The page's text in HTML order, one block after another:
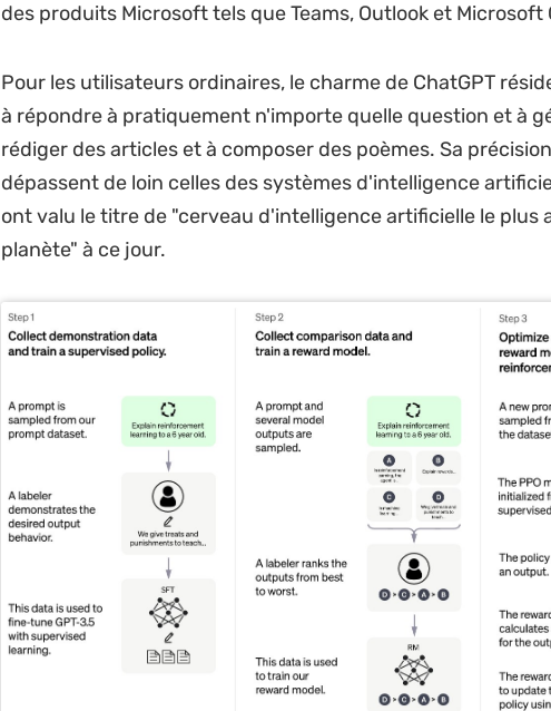
des produits Microsoft tels que Teams, Outlook et Microsoft
Pour les utilisateurs ordinaires, le charme de ChatGPT
à répondre à pratiquement n'importe quelle question et à
rédiger des articles et à composer des poèmes. Sa
dépassent de loin celles des systèmes d'intelligence
ont valu le titre de "cerveau d'intelligence artificielle le plus
planète" à ce jour.